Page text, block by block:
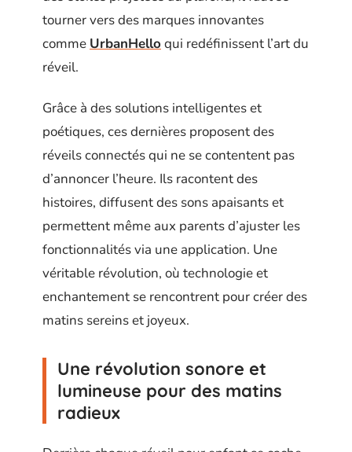
tourner vers des marques innovantes
comme UrbanHello qui redéfinissent l’art du
réveil.
Grâce à des solutions intelligentes et
poétiques, ces dernières proposent des
réveils connectés qui ne se contentent pas
d’annoncer l’heure. Ils racontent des
histoires, diffusent des sons apaisants et
permettent même aux parents d’ajuster les
fonctionnalités via une application. Une
véritable révolution, où technologie et
enchantement se rencontrent pour créer des
matins sereins et joyeux.
Une révolution sonore et
lumineuse pour des matins
radieux